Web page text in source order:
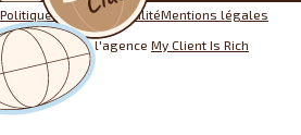
Politique de confidentialitéMentions légales
Conception par l'agence My Client Is Rich